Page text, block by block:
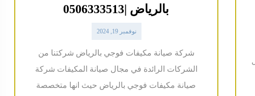
بالرياض |0506333513
نوفمبر 19, 2024
شركة صيانة مكيفات فوجي بالرياض شركتنا من
الشركات الرائدة في مجال صيانة المكيفات شركة
صيانة مكيفات فوجي بالرياض حيث انها متخصصة